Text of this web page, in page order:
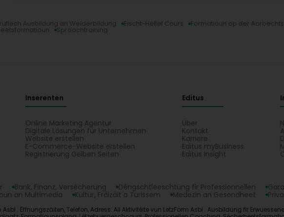
Ausbildung an Weiderbildung Eischt-Hëllef Cours Formatioun op der
Sproochtraining
Inserenten
Online Marketing Agentur
Digitale Lösungen für Unternehmen
Website erstellen
E-Commerce-Website erstellen
Registrierung Gelben Seiten
Editus
Über
Kontakt
Karriere
Editus myBusiness
Editus Insight
Bank, Finanz, Versécherung Déngschtleeschtung fir Professionnellen
an Multimedia Kultur, Fräizäit a Turissem Medezin an Gesondheet
: Ëffnungszäiten, Telefon, Adress. All Aktivitéite vun LetzForm Asbl : Ausbildung fir